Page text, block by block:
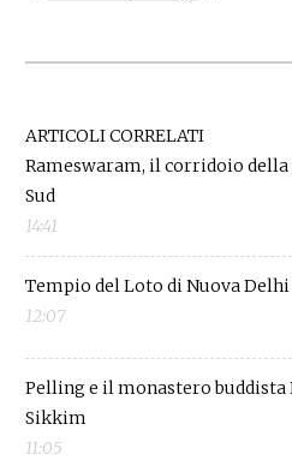
ARTICOLI CORRELATI
Rameswaram, il corridoio della
Sud
14:41
Tempio del Loto di Nuova
12:07
Pelling e il monastero buddista
Sikkim
11:05